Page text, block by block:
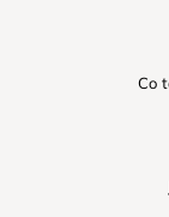
Co